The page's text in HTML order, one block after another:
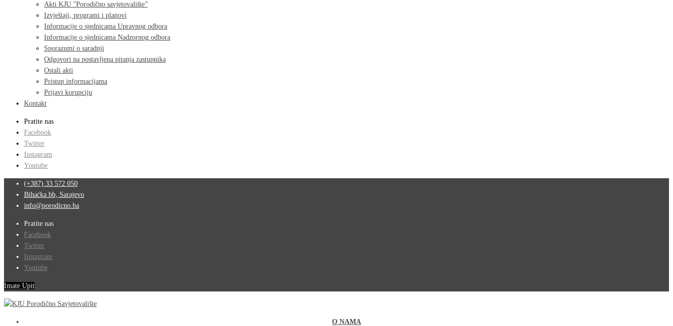
Akti KJU ”Porodično savjetovalište”
Izvještaji, programi i planovi
Informacije o sjednicama Upravnog odbora
Informacije o sjednicama Nadzornog odbora
Sporazumi o saradnji
Odgovori na postavljena pitanja zastupnika
Ostali akti
Pristup informacijama
Prijavi korupciju
Kontakt
Pratite nas
Facebook
Twitter
Instagram
Youtube
(+387) 33 572 050
Bihaćka bb, Sarajevo
info@porodicno.ba
Pratite nas
Facebook
Twitter
Instagram
Youtube
Imate Upit
O NAMA